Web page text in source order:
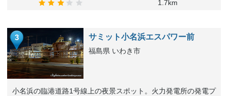
1.7km
3 サミット小名浜エスパワー前
福島県 いわき市
小名浜の臨港道路1号線上の夜景スポット。火力発電所の発電プ